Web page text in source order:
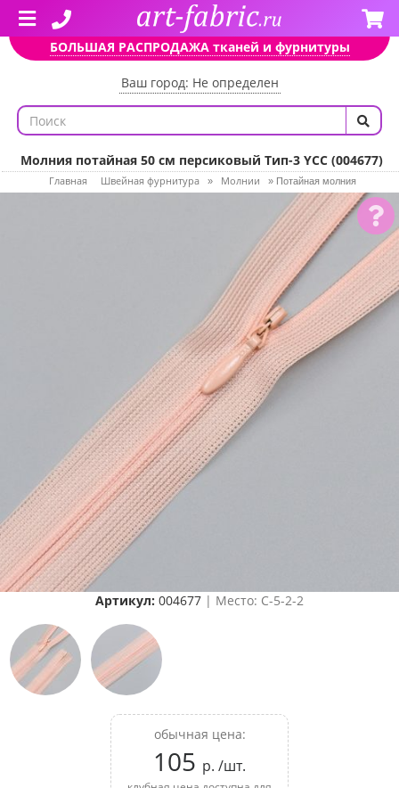
БОЛЬШАЯ РАСПРОДАЖА тканей и фурнитуры
Ваш город: Не определен
Молния потайная 50 см персиковый Тип-3 YCC (004677)
Главная Швейная фурнитура » Молнии » Потайная молния
Артикул: 004677 | Место: C-5-2-2
обычная цена:
105 р. /шт.